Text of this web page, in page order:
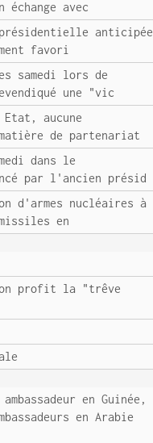
avec
anticipée
favori
samedi lors de
une "vic
aucune
de partenariat
dans le
par l'ancien présid
d'armes nucléaires à
en
son profit la "trêve
en Guinée,
en Arabie